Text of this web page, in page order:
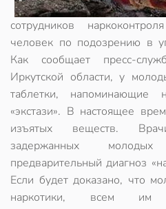
сотрудников
человек по подозрению в
Как сообщает пресс-
Иркутской области, у
таблетки, напоминающие
«экстази». В настоящее
изъятых веществ.
задержанных
предварительный диагноз
Если будет доказано, что
наркотики, всем им